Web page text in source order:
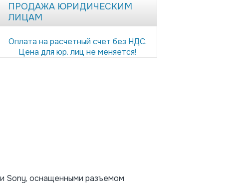
ПРОДАЖА ЮРИДИЧЕСКИМ
ЛИЦАМ
Оплата на расчетный счет без НДС.
Цена для юр. лиц не меняется!
Sony, оснащенными разъемом